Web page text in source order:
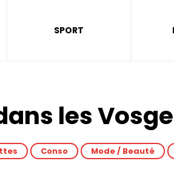
SPORT
les
Conso Mode / Beauté